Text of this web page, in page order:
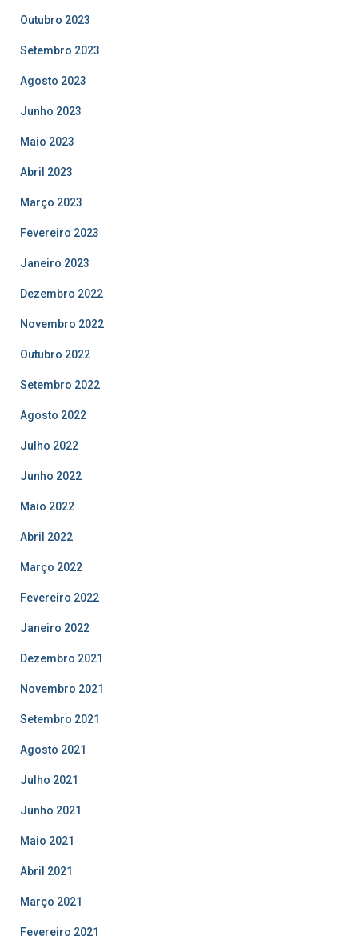
Outubro 2023
Setembro 2023
Agosto 2023
Junho 2023
Maio 2023
Abril 2023
Março 2023
Fevereiro 2023
Janeiro 2023
Dezembro 2022
Novembro 2022
Outubro 2022
Setembro 2022
Agosto 2022
Julho 2022
Junho 2022
Maio 2022
Abril 2022
Março 2022
Fevereiro 2022
Janeiro 2022
Dezembro 2021
Novembro 2021
Setembro 2021
Agosto 2021
Julho 2021
Junho 2021
Maio 2021
Abril 2021
Março 2021
Fevereiro 2021